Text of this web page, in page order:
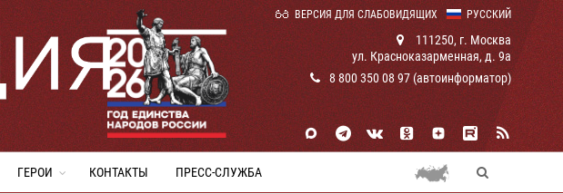
РУССКИЙ
ВЕРСИЯ ДЛЯ СЛАБОВИДЯЩИХ
111250, г. Москва
ул. Красноказарменная, д. 9а
8 800 350 08 97 (автоинформатор)
ГЕРОИ КОНТАКТЫ ПРЕСС-СЛУЖБА